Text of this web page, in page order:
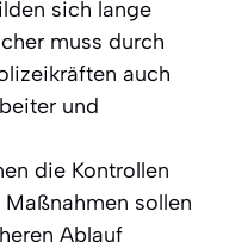
sich lange
muss durch
auch
und
die Kontrollen
sollen
Ablauf